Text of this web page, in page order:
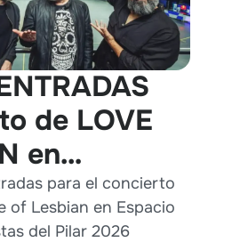
de LOVE
en
Pilares
para el concierto
of Lesbian en Espacio
del Pilar 2026